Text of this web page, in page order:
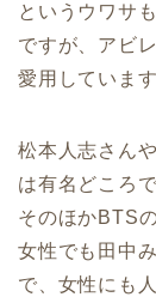
というウワサ
ですが、アビ
愛用しています
松本人志さん
は有名どころ
そのほかBTS
女性でも田中
で、女性にも